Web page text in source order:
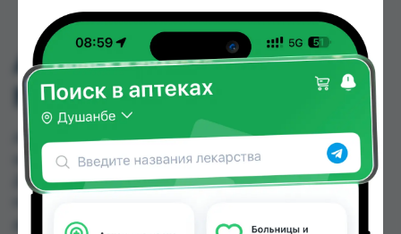
АНВИМАКС ПАКЕТИК
№12
АНВИМАКС ПАКЕТИК №12 можно купить или
заказать в аптеках, Дорухона Эвалар, КВД
Дорухона, КВД Дорухона №2, Мадад Фарм 156
других городах Таджикистана